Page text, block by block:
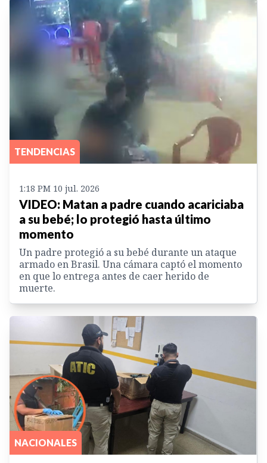
TENDENCIAS
1:18 PM 10 jul. 2026
VIDEO: Matan a padre cuando acariciaba
a su bebé; lo protegió hasta último
momento
Un padre protegió a su bebé durante un ataque
armado en Brasil. Una cámara captó el momento
en que lo entrega antes de caer herido de
muerte.
NACIONALES